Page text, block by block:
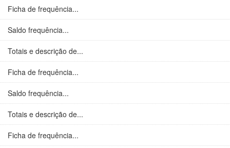
Ficha de frequência...
Saldo frequência...
Totais e descrição de...
Ficha de frequência...
Saldo frequência...
Totais e descrição de...
Ficha de frequência...